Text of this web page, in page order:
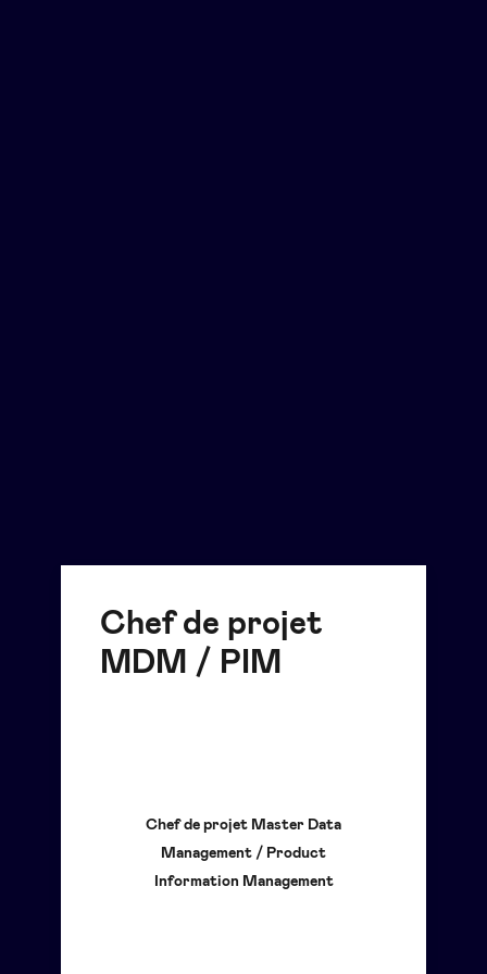
Chef de projet
MDM / PIM
Chef de projet Master Data
Management / Product
Information Management